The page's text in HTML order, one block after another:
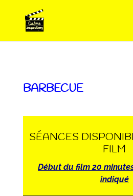
BARBECUE
SÉANCES
FILM
Début du film 20
indiqué